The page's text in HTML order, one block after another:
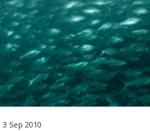
3 Sep 2010